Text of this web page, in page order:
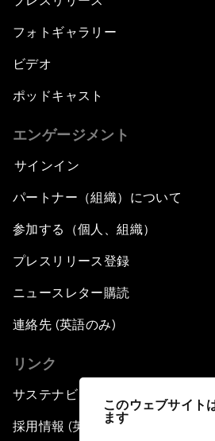
このウェブサイト
ます
フォトギャラリー
ビデオ
ポッドキャスト
エンゲージメント
サインイン
パートナー（組織）について
参加する（個人、組織）
プレスリリース登録
ニュースレター購読
連絡先 (英語のみ)
リンク
サステナビリティへの取り組み
採用情報 (英語のみ)